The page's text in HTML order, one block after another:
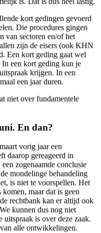
kort gedingen gevoerd
Die procedures gingen
van sectoren en/of het
zijn de eisers (ook KHN
Een kort geding gaat wel
In een kort geding kun je
krijgen. In een
een jaar duren.
niet over fundamentele
En dan?
vorig jaar een
daarop gereageerd in
zogenaamde conclusie
mondelinge behandeling
is niet te voorspellen. Het
maar dat is geen
rechtbank kan er altijd ook
kunnen dus nog niet
is over deze zaak.
alle ontwikkelingen.